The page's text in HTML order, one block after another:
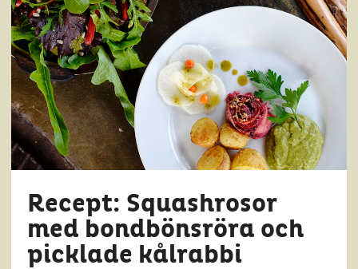
Recept: Squashrosor
med bondbönsröra och
picklade kålrabbi